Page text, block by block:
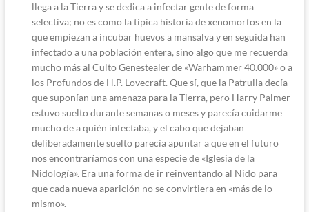
llega a la Tierra y se dedica a infectar gente de forma
selectiva; no es como la típica historia de xenomorfos en la
que empiezan a incubar huevos a mansalva y en seguida han
infectado a una población entera, sino algo que me recuerda
mucho más al Culto Genestealer de «Warhammer 40.000» o a
los Profundos de H.P. Lovecraft. Que sí, que la Patrulla decía
que suponían una amenaza para la Tierra, pero Harry Palmer
estuvo suelto durante semanas o meses y parecía cuidarme
mucho de a quién infectaba, y el cabo que dejaban
deliberadamente suelto parecía apuntar a que en el futuro
nos encontraríamos con una especie de «Iglesia de la
Nidología». Era una forma de ir reinventando al Nido para
que cada nueva aparición no se convirtiera en «más de lo
mismo».